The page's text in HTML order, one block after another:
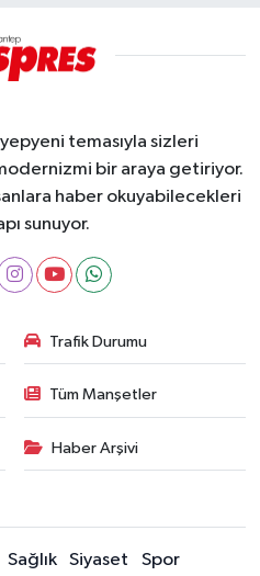
temasıyla sizleri
bir araya getiriyor.
haber okuyabilecekleri
sunuyor.
Trafik Durumu
Tüm Manşetler
Haber Arşivi
Sağlık Siyaset Spor